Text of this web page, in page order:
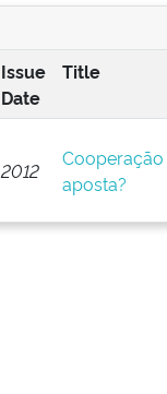
Issue
Date
Title
2012
Cooperação
aposta?